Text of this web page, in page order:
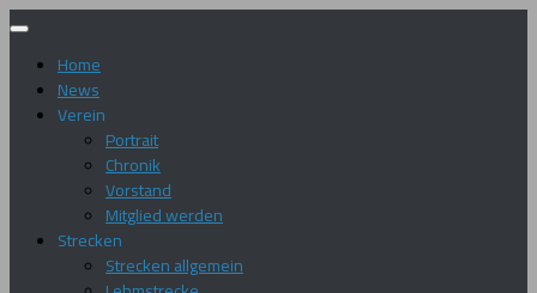
Zum
springenHome
News
Verein
Portrait
Chronik
Vorstand
Mitglied werden
Strecken
Strecken allgemein